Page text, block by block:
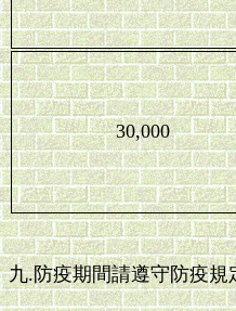
30,000
九.防疫期間請遵守防疫